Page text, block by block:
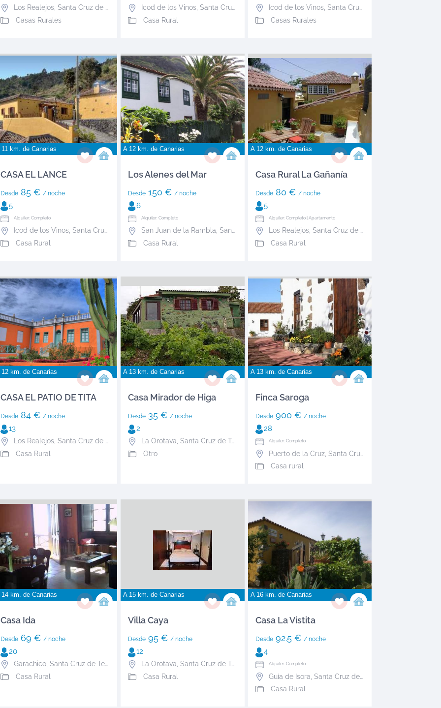
Los Realejos, Santa Cruz de Tenerife
Casas Rurales
Icod de los Vinos, Santa Cruz de Tenerife
Casa Rural
Icod de los Vinos, Santa Cruz de Tenerife
Casas Rurales
11 km. de Canarias
CASA EL LANCE
Desde 85 € / noche
5
Alquiler: Completo
Icod de los Vinos, Santa Cruz de Tenerife
Casa Rural
A 12 km. de Canarias
Los Alenes del Mar
Desde150 € / noche
6
Alquiler: Completo
San Juan de la Rambla, Santa Cruz de Tenerife
Casa Rural
A 12 km. de Canarias
Casa Rural La Gañanía
Desde80 € / noche
5
Alquiler: Completo | Apartamento
Los Realejos, Santa Cruz de Tenerife
Casa Rural
12 km. de Canarias
CASA EL PATIO DE TITA
Desde 84 € / noche
13
Los Realejos Santa Cruz de Tenerife
Casa Rural
A 13 km. de Canarias
Casa Mirador de Higa
Desde35 € / noche
2
La Orotava Santa Cruz de Tenerife
Otro
A 13 km. de Canarias
Finca Saroga
Desde900 € / noche
28
Alquiler: Completo
Puerto de la Cruz, Santa Cruz de Tenerife
Casa rural
14 km. de Canarias
Casa Ida
Desde 69 € / noche
20
Garachico, Santa Cruz de Tenerife
Casa Rural
A 15 km. de Canarias
Villa Caya
Desde95 € / noche
12
La Orotava, Santa Cruz de Tenerife
Casa Rural
A 16 km. de Canarias
Casa La Vistita
Desde92.5 € / noche
4
Alquiler: Completo
Guía de Isora Santa Cruz de Tenerife
Casa Rural